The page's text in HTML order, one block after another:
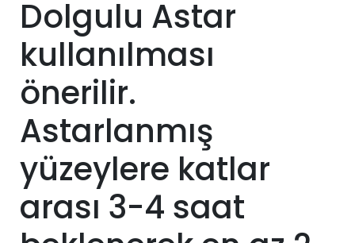
Dolgulu Astar
kullanılması
önerilir.
Astarlanmış
yüzeylere katlar
arası 3-4 saat